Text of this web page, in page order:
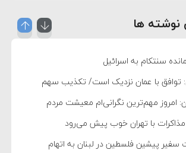
نوشته ها
سنتکام به اسرائیل
توافق با عمان نزدیک است/ تکذیب سهم
امروز مهم‌ترین نگرانی‌ام معیشت مردم
با تهران خوب پیش می‌رود
سفیر پیشین فلسطین در لبنان به اتهام